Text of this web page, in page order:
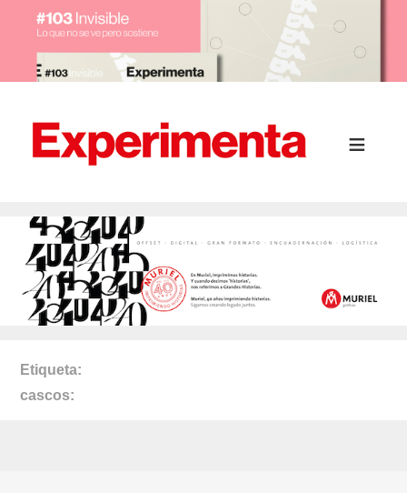
Etiqueta
cascos